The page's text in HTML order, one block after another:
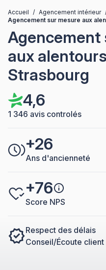
Accueil / Agencement intérieur
Agencement sur mesure aux
Agencement
aux
Strasbourg
4,6
1 346 avis controlés
+26
Ans d'ancienneté
+76
Score NPS
Respect des délais
Conseil/Écoute client